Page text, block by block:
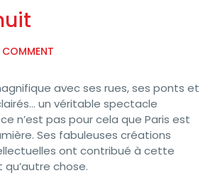
avec ses rues, ses ponts et
un véritable spectacle
n’est pas pour cela que Paris est
Ses fabuleuses créations
ont contribué à cette
chose.